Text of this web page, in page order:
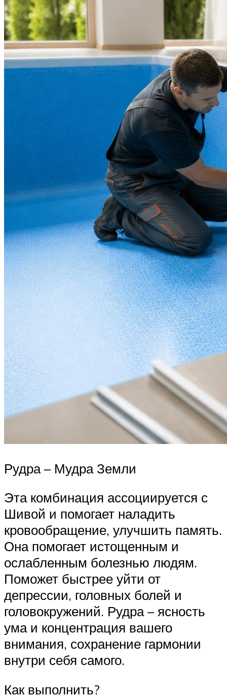
Рудра – Мудра Земли
Эта комбинация ассоциируется с
Шивой и помогает наладить
кровообращение, улучшить память.
Она помогает истощенным и
ослабленным болезнью людям.
Поможет быстрее уйти от
депрессии, головных болей и
головокружений. Рудра – ясность
ума и концентрация вашего
внимания, сохранение гармонии
внутри себя самого.
Как выполнить?